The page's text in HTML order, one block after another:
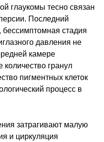
глаукомы тесно связан
Последний
бессимптомная стадия
давления не
камере
количество гранул
пигментных клеток
процесс в
затрагивают малую
и циркуляция